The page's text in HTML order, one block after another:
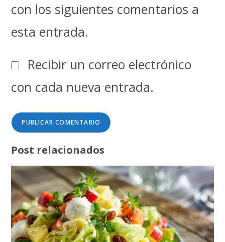
con los siguientes comentarios a
esta entrada.
Recibir un correo electrónico
con cada nueva entrada.
Post relacionados